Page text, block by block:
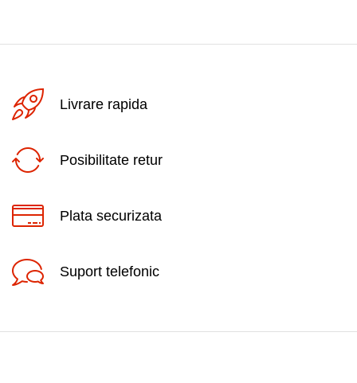
Livrare rapida
Posibilitate retur
Plata securizata
Suport telefonic